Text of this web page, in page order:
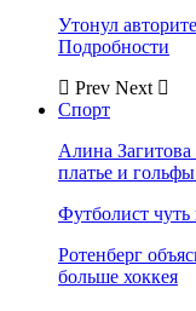
Утонул
Подробности
Prev Next
Спорт
Алина
платье и
Футболист чуть
Ротенберг
больше хоккея